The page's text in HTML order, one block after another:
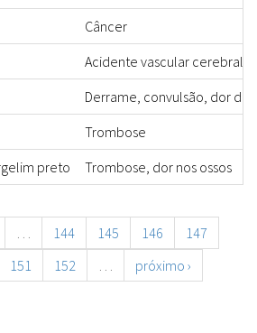
Câncer
Acidente vascular cerebral
Derrame, convulsão, dor
Trombose
preto
Trombose, dor nos ossos
… 144 145 146
147
151 152 …
próximo ›